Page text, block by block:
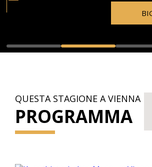
QUESTA STAGIONE A VIENNA
PROGRAMMA